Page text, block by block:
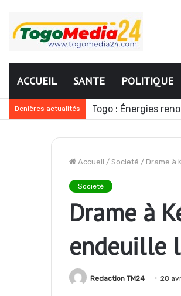
ACCUEIL SANTE POLITIQUE
Denières actualités Togo : Énergies
Accueil / Societé / Drame à
Societé
Drame à
endeuille
Redaction TM24 28